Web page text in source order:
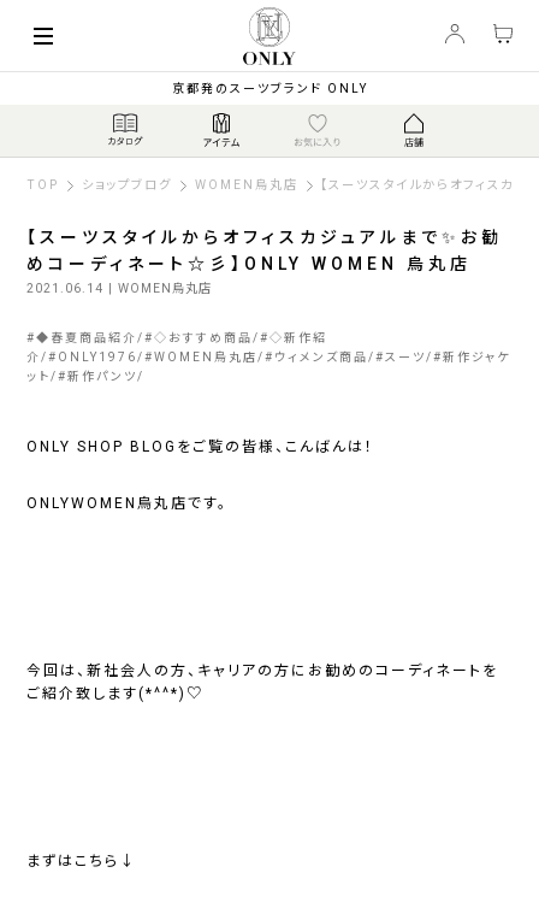
京都発のスーツブランド ONLY
TOP ショップブログ WOMEN烏丸店 【スーツスタイルからオフィスカ
【スーツスタイルからオフィスカジュアルまで✨お勧
めコーディネート☆彡】ONLY WOMEN 烏丸店
2021.06.14 | WOMEN烏丸店
#◆春夏商品紹介 #◇おすすめ商品 #◇新作紹
介 # ONLY1976 #WOMEN烏丸店 # ウィメンズ商品 # スーツ #新作ジャケ
ット #新作パンツ
ONLY SHOP BLOGをご覧の皆様、こんばんは！
ONLYWOMEN烏丸店です。
今回は、新社会人の方、キャリアの方にお勧めのコーディネートを
ご紹介致します(*^^*)♡
まずはこちら↓